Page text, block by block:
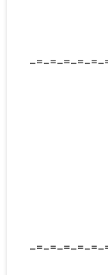
-=-=-=-=-=-
-=-=-=-=-=-